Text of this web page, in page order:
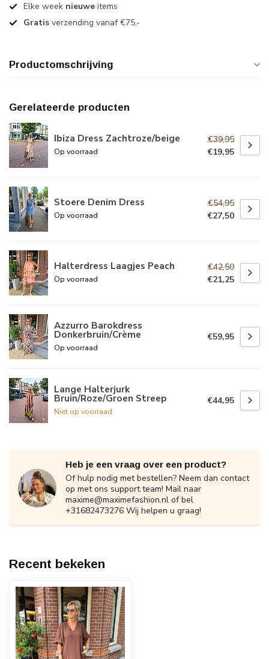
Elke week nieuwe items
Gratis verzending vanaf €75,-
Productomschrijving
Gerelateerde producten
Ibiza Dress Zachtroze/beige
Op voorraad
€39,95
€19,95
Stoere Denim Dress
Op voorraad
€54,95
€27,50
Halterdress Laagjes Peach
Op voorraad
€42,50
€21,25
Azzurro Barokdress
Donkerbruin/Crème
Op voorraad
€59,95
Lange Halterjurk
Bruin/Roze/Groen Streep
Niet op voorraad
€44,95
Heb je een vraag over een product?
Of hulp nodig met bestellen? Neem dan contact
op met ons support team! Mail naar
maxime@maximefashion.nl of bel
+31682473276 Wij helpen u graag!
Recent bekeken